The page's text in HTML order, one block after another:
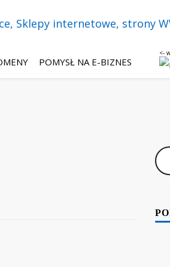
–
stronach WWW,
POMYSŁ NA E-BIZNES